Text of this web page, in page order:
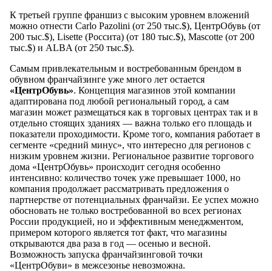
К третьей группе франшиз с высоким уровнем вложений
можно отнести Carlo Pazolini (от 250 тыс.$), ЦентрОбувь (от
200 тыс.$), Lisette (Россита) (от 180 тыс.$), Mascotte (от 200
тыс.$) и ALBA (от 250 тыс.$).
Самым привлекательным и востребованным брендом в
обувном франчайзинге уже много лет остается
«ЦентрОбувь». Концепция магазинов этой компании
адаптирована под любой региональный город, а сам
магазин может размещаться как в торговых центрах так и в
отдельно стоящих зданиях — важна только его площадь и
показатели проходимости. Кроме того, компания работает в
сегменте «средний минус», что интересно для регионов с
низким уровнем жизни. Региональное развитие торгового
дома «ЦентрОбувь» происходит сегодня особенно
интенсивно: количество точек уже превышает 1000, но
компания продолжает рассматривать предложения о
партнерстве от потенциальных франчайзи. Ее успех можно
обосновать не только востребованной во всех регионах
России продукцией, но и эффективным менеджментом,
примером которого является тот факт, что магазины
открываются два раза в год — осенью и весной.
Возможность запуска франчайзинговой точки
«ЦентрОбуви» в межсезонье невозможна.